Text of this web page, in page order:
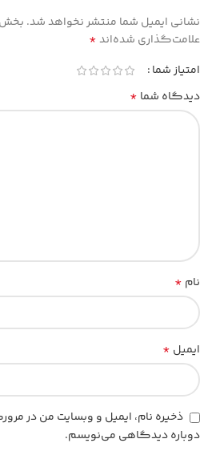
نشانی ایمیل شما منتشر نخواهد شد.
علامت‌گذاری شده‌اند*
امتیاز شما
دیدگاه شما *
نام *
ایمیل *
ذخیره نام، ایمیل و وبسایت من در
دوباره دیدگاهی می‌نویسم.